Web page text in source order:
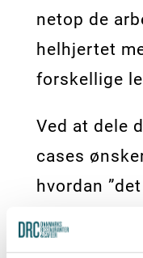
netop de
helhjertet
forskellige
Ved at dele
cases
hvordan
skabe